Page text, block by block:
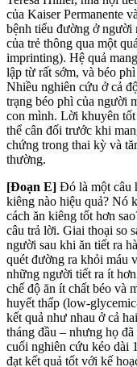
của Kaiser Permanente
bệnh tiểu đường ở người
của trẻ thông qua một
imprinting). Hệ quả
lập từ rất sớm, và béo
Nhiều nghiên cứu ở cả
trạng béo phì của người
con mình. Lời khuyên tốt
thể cân đối trước khi
chứng trong thai kỳ và
thường.
[Đoạn E] Đó là một câu
kiêng nào hiệu quả? Nó
cách ăn kiêng tốt hơn
câu trả lời. Giai thoại so
người sau khi ăn tiết ra
quét đường ra khỏi máu
những người tiết ra ít
chế độ ăn ít chất béo và
huyết thấp (low-
kết quả như nhau ở cả
tháng đầu – nhưng họ
cuối nghiên cứu kéo dài
đạt kết quả tốt với kế